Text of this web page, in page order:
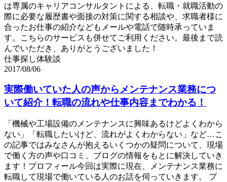
は専属のキャリアコンサルタントによる、転職・就職活動の
際に必要な履歴書や面接の対策に関する相談や、求職者様に
合ったお仕事の紹介などもメールや電話で随時承っていま
す。こちらのサービスも併せてご利用ください。最後まで読
んでいただき、ありがとうございました！
仕事探し体験談
2017/08/06
実際働いていた人の声からメンテナンス業務につ
いて紹介！転職の流れや仕事内容までわかる！
「機械や工場設備のメンテナンスに興味あるけどよくわから
ない」「転職したいけど、流れがよくわからない」など…こ
の記事ではみなさんが抱えるいくつかの疑問について、現場
で働く方の声や口コミ、ブログの情報をもとに解決していき
ます！プロフィール今回は実際に現在、メンテナンス業務に
転職して現場で働いている人のお話を伺っていきます。 プ